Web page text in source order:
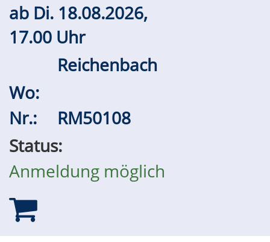
ab Di. 18.08.2026,
17.00 Uhr
Reichenbach
Wo:
Nr.:
RM50108
Status:
Anmeldung möglich